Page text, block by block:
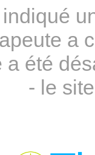
a
a été
- le